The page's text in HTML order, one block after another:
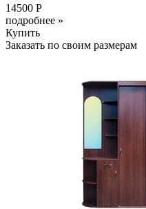
14500 Р
подробнее »
Купить
Заказать по своим размерам